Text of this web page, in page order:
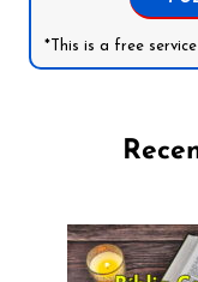
*This is a free